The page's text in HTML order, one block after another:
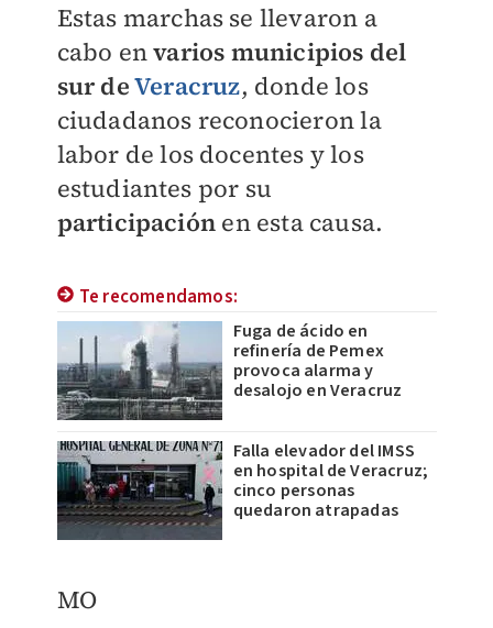
Estas marchas se llevaron a
cabo envarios municipios del
sur deVeracruz, donde los
ciudadanos reconocieron la
labor de los docentes y los
estudiantes por su
participación en esta causa.
Te recomendamos:
Fuga de ácido en
refinería de Pemex
provoca alarma y
desalojo en Veracruz
Falla elevador del IMSS
en hospital de Veracruz;
cinco personas
quedaron atrapadas
MO